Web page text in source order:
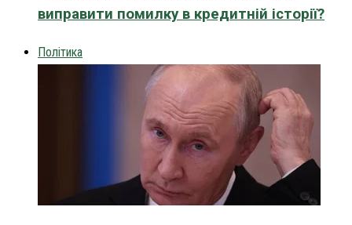
виправити помилку в кредитній історії?
Політика